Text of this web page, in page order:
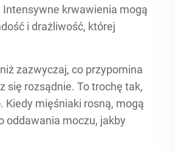
krwawienia mogą
i drażliwość, której
zazwyczaj, co przypomina
się rozsądnie. To trochę tak,
Kiedy mięśniaki rosną, mogą
oddawania moczu, jakby